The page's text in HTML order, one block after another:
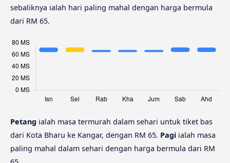
sebaliknya ialah hari paling mahal dengan harga bermula
dari RM 65.
Petang ialah masa termurah dalam sehari untuk tiket bas
dari Kota Bharu ke Kangar, dengan RM 65. Pagi ialah masa
paling mahal dalam sehari dengan harga bermula dari RM